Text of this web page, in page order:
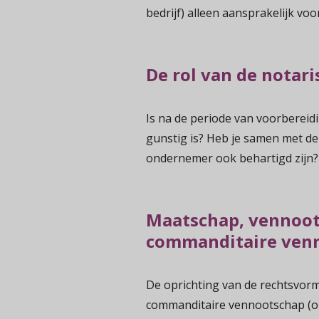
bedrijf) alleen aansprakelijk
De rol van de
Is na de periode van
gunstig is? Heb je samen met
ondernemer ook behartigd
Maatschap,
commanditaire
De oprichting van de
commanditaire vennootschap